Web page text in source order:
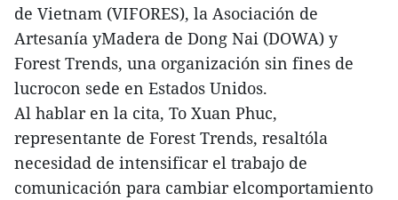
de Vietnam (VIFORES), la Asociación de
Artesanía yMadera de Dong Nai (DOWA) y
Forest Trends, una organización sin fines de
lucrocon sede en Estados Unidos.
Al hablar en la cita, To Xuan Phuc,
representante de Forest Trends, resaltóla
necesidad de intensificar el trabajo de
comunicación para cambiar elcomportamiento